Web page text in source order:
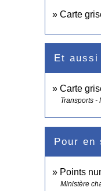
Carte
Et aussi
Carte
Transports -
Pour en
Points
Ministère